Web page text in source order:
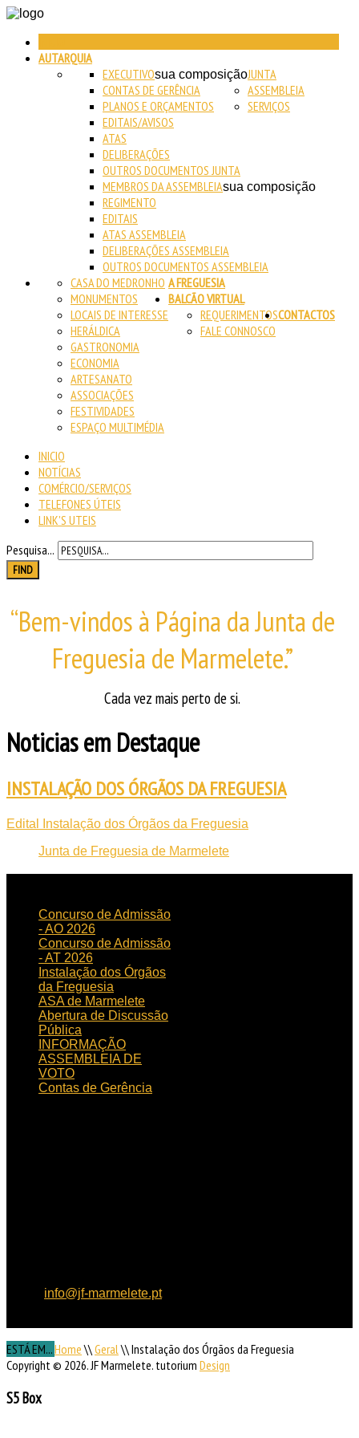
AUTARQUIA
JUNTA
EXECUTIVOsua composição
CONTAS DE GERÊNCIA
PLANOS E ORÇAMENTOS
EDITAIS/AVISOS
ATAS
DELIBERAÇÕES
OUTROS DOCUMENTOS JUNTA
ASSEMBLEIA
MEMBROS DA ASSEMBLEIAsua composição
REGIMENTO
EDITAIS
ATAS ASSEMBLEIA
DELIBERAÇÕES ASSEMBLEIA
OUTROS DOCUMENTOS ASSEMBLEIA
SERVIÇOS
A FREGUESIA
CASA DO MEDRONHO
MONUMENTOS
LOCAIS DE INTERESSE
HERÁLDICA
GASTRONOMIA
ECONOMIA
ARTESANATO
ASSOCIAÇÕES
FESTIVIDADES
ESPAÇO MULTIMÉDIA
BALCÃO VIRTUAL
REQUERIMENTOS
FALE CONNOSCO
CONTACTOS
INICIO
NOTÍCIAS
COMÉRCIO/SERVIÇOS
TELEFONES ÚTEIS
LINK'S UTEIS
Pesquisa...
FIND
“Bem-vindos à Página da Junta de
Freguesia de Marmelete.”
Cada vez mais perto de si.
Noticias em Destaque
INSTALAÇÃO DOS ÓRGÃOS DA FREGUESIA
Edital Instalação dos Órgãos da Freguesia
Junta de Freguesia de Marmelete
Concurso de Admissão
- AO 2026
Concurso de Admissão
- AT 2026
Instalação dos Órgãos
da Freguesia
ASA de Marmelete
Abertura de Discussão
Pública
INFORMAÇÃO
ASSEMBLEIA DE
VOTO
Contas de Gerência
info@jf-marmelete.pt
ESTÁ EM...Home\\ Geral\\ Instalação dos Órgãos da Freguesia
Copyright © 2026. JF Marmelete. tutorium Design
S5 Box